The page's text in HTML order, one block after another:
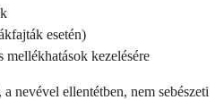
esetén)
mellékhatások kezelésére
nevével ellentétben, nem sebészeti